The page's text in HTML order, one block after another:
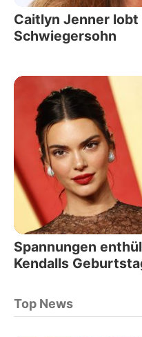
Caitlyn Jenner
Schwiegersohn
Spannungen
Kendalls
Top News